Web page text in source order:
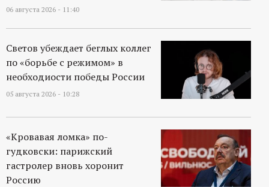
06 августа 2026 - 11:40
Светов убеждает беглых коллег
по «борьбе с режимом» в
необходиости победы России
05 августа 2026 - 10:28
«Кровавая ломка» по-
гудковски: парижский
гастролер вновь хоронит
Россию